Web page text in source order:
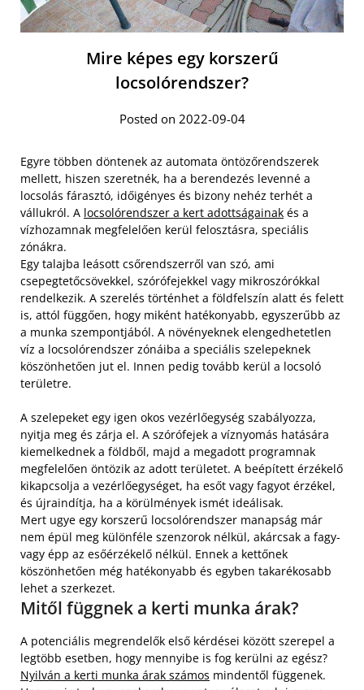
Mire képes egy korszerű
locsolórendszer?
Posted on 2022-09-04
Egyre többen döntenek az automata öntözőrendszerek
mellett, hiszen szeretnék, ha a berendezés levenné a
locsolás fárasztó, időigényes és bizony nehéz terhét a
vállukról. A locsolórendszer a kert adottságainak és a
vízhozamnak megfelelően kerül felosztásra, speciális
zónákra.
Egy talajba leásott csőrendszerről van szó, ami
csepegtetőcsövekkel, szórófejekkel vagy mikroszórókkal
rendelkezik. A szerelés történhet a földfelszín alatt és felett
is, attól függően, hogy miként hatékonyabb, egyszerűbb az
a munka szempontjából. A növényeknek elengedhetetlen
víz a locsolórendszer zónáiba a speciális szelepeknek
köszönhetően jut el. Innen pedig tovább kerül a locsoló
területre.
A szelepeket egy igen okos vezérlőegység szabályozza,
nyitja meg és zárja el. A szórófejek a víznyomás hatására
kiemelkednek a földből, majd a megadott programnak
megfelelően öntözik az adott területet. A beépített érzékelő
kikapcsolja a vezérlőegységet, ha esőt vagy fagyot érzékel,
és újraindítja, ha a körülmények ismét ideálisak.
Mert ugye egy korszerű locsolórendszer manapság már
nem épül meg különféle szenzorok nélkül, akárcsak a fagy-
vagy épp az esőérzékelő nélkül. Ennek a kettőnek
köszönhetően még hatékonyabb és egyben takarékosabb
lehet a szerkezet.
Mitől függnek a kerti munka árak?
A potenciális megrendelők első kérdései között szerepel a
legtöbb esetben, hogy mennyibe is fog kerülni az egész?
Nyilván a kerti munka árak számos mindentől függenek.